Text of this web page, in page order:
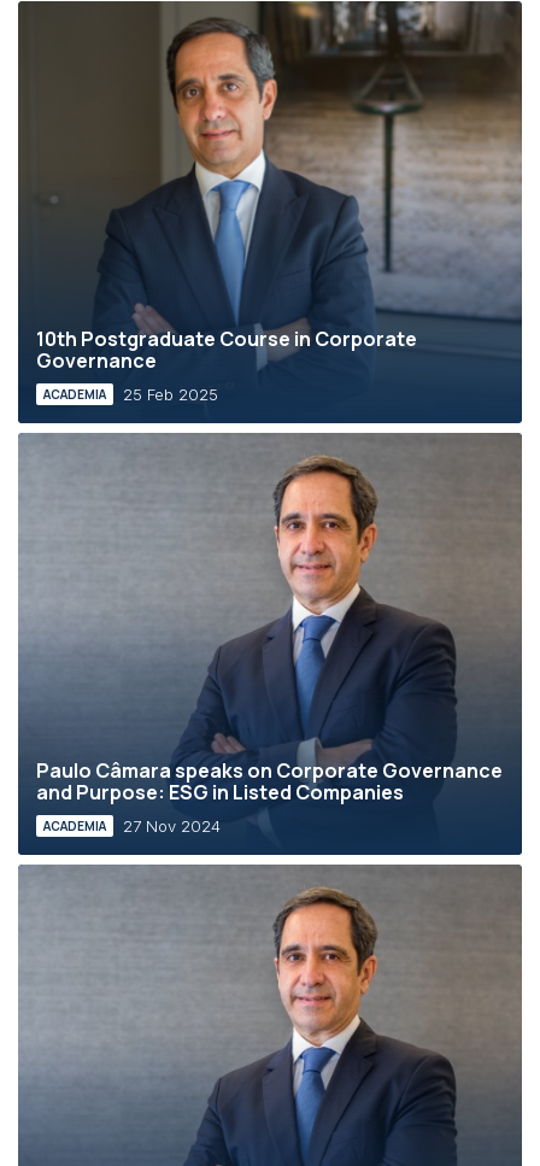
10th Postgraduate Course in Corporate
Governance
ACADEMIA 25 Feb 2025
Paulo Câmara speaks on Corporate Governance
and Purpose: ESG in Listed Companies
ACADEMIA 27 Nov 2024